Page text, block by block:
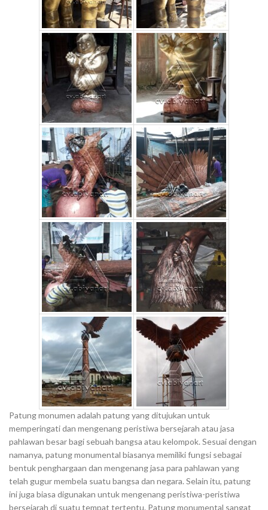
Patung monumen adalah patung yang ditujukan untuk
memperingati dan mengenang peristiwa bersejarah atau jasa
pahlawan besar bagi sebuah bangsa atau kelompok. Sesuai dengan
namanya, patung monumental biasanya memiliki fungsi sebagai
bentuk penghargaan dan mengenang jasa para pahlawan yang
telah gugur membela suatu bangsa dan negara. Selain itu, patung
ini juga biasa digunakan untuk mengenang peristiwa-peristiwa
bersejarah di suatu tempat tertentu. Patung monumental sangat